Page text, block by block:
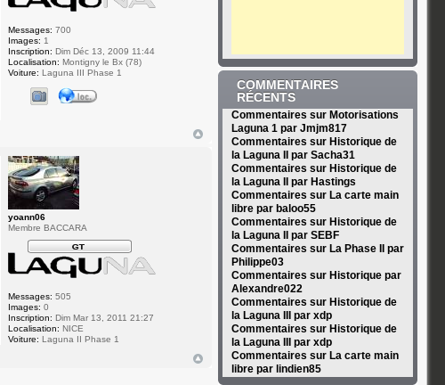
Messages: 700
Images: 1
Inscription: Dim Déc 13, 2009 11:44
Localisation: Montigny le Bx (78)
Voiture: Laguna III Phase 1
yoann06
Membre BACCARA
Messages: 505
Images: 0
Inscription: Dim Mar 13, 2011 21:27
Localisation: NICE
Voiture: Laguna II Phase 1
COMMENTAIRES
RÉCENTS
Commentaires sur Motorisations
Laguna 1 par Jmjm817
Commentaires sur Historique de
la Laguna II par Sacha31
Commentaires sur Historique de
la Laguna II par Hastings
Commentaires sur La carte main
libre par baloo55
Commentaires sur Historique de
la Laguna II par SEBF
Commentaires sur La Phase II par
Philippe03
Commentaires sur Historique par
Alexandre022
Commentaires sur Historique de
la Laguna III par xdp
Commentaires sur Historique de
la Laguna III par xdp
Commentaires sur La carte main
libre par lindien85